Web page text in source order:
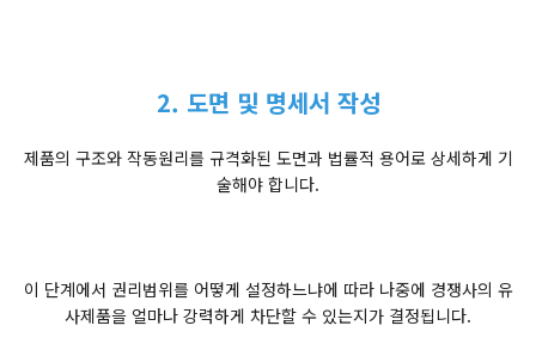
2. 도면 및 명세서 작성
제품의 구조와 작동원리를 규격화된 도면과 법률적 용어로 상세하게 기
술해야 합니다.
이 단계에서 권리범위를 어떻게 설정하느냐에 따라 나중에 경쟁사의 유
사제품을 얼마나 강력하게 차단할 수 있는지가 결정됩니다.